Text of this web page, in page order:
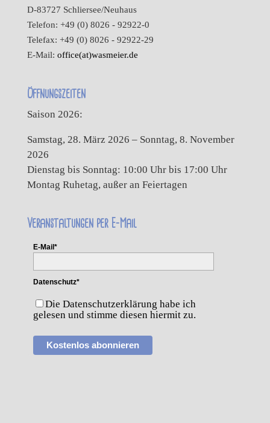
D-83727 Schliersee/Neuhaus
Telefon: +49 (0) 8026 - 92922-0
Telefax: +49 (0) 8026 - 92922-29
E-Mail: office(at)wasmeier.de
Öffnungszeiten
Saison 2026:
Samstag, 28. März 2026 – Sonntag, 8. November
2026
Dienstag bis Sonntag: 10:00 Uhr bis 17:00 Uhr
Montag Ruhetag, außer an Feiertagen
Veranstaltungen per E-Mail
E-Mail*
Datenschutz*
Die Datenschutzerklärung habe ich
gelesen und stimme diesen hiermit zu.
Kostenlos abonnieren